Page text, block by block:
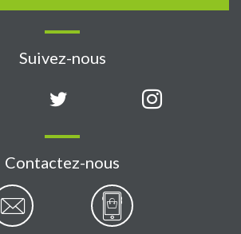
Suivez-nous
Contactez-nous